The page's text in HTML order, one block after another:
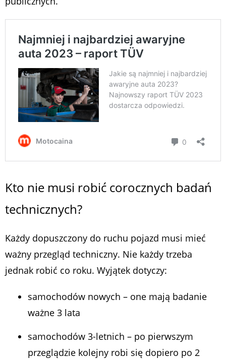
Kto nie musi robić corocznych badań
technicznych?
Każdy dopuszczony do ruchu pojazd musi mieć
ważny przegląd techniczny. Nie każdy trzeba
jednak robić co roku. Wyjątek dotyczy:
samochodów nowych – one mają badanie
ważne 3 lata
samochodów 3-letnich – po pierwszym
przeglądzie kolejny robi się dopiero po 2